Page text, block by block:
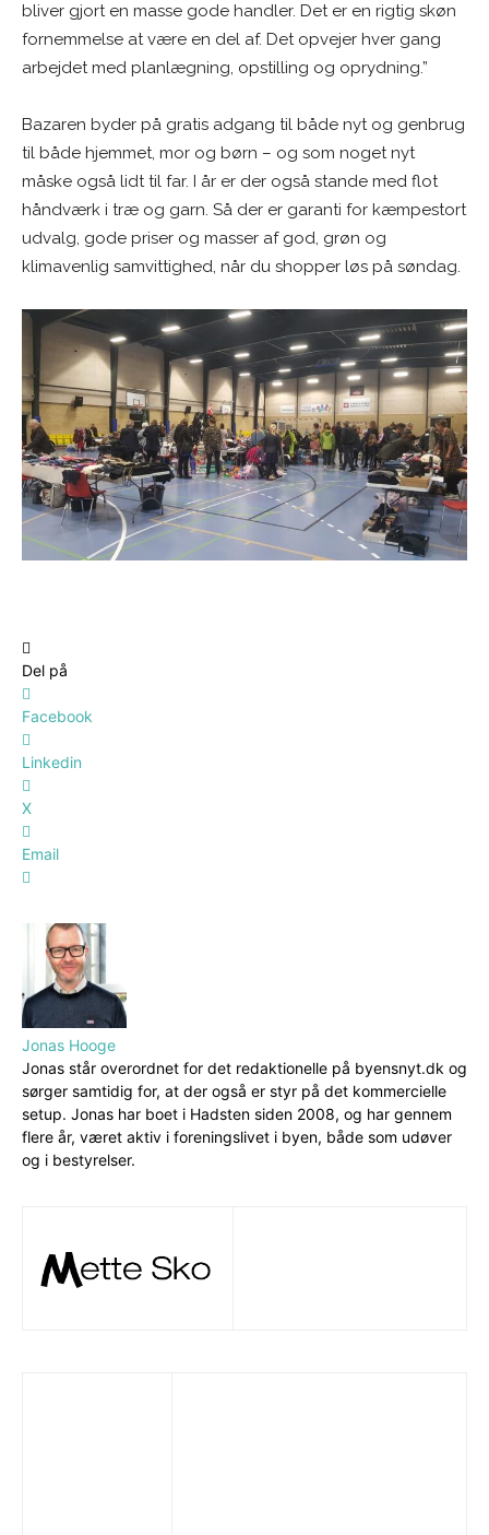
bliver gjort en masse gode handler. Det er en rigtig skøn
fornemmelse at være en del af. Det opvejer hver gang
arbejdet med planlægning, opstilling og oprydning.”
Bazaren byder på gratis adgang til både nyt og genbrug
til både hjemmet, mor og børn – og som noget nyt
måske også lidt til far. I år er der også stande med flot
håndværk i træ og garn. Så der er garanti for kæmpestort
udvalg, gode priser og masser af god, grøn og
klimavenlig samvittighed, når du shopper løs på søndag.
Del på
Facebook
Linkedin
X
Email
Jonas Hooge
Jonas står overordnet for det redaktionelle på byensnyt.dk og
sørger samtidig for, at der også er styr på det kommercielle
setup. Jonas har boet i Hadsten siden 2008, og har gennem
flere år, været aktiv i foreningslivet i byen, både som udøver
og i bestyrelser.